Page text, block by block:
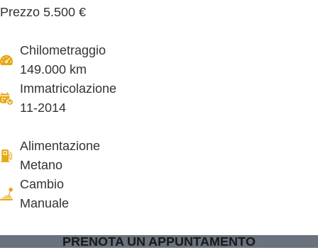
Prezzo 5.500 €
Chilometraggio
149.000 km
Immatricolazione
11-2014
Alimentazione
Metano
Cambio
Manuale
PRENOTA UN APPUNTAMENTO